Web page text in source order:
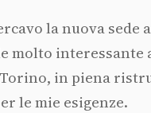
la nuova sede
molto interessante
in piena
le mie esigenze.